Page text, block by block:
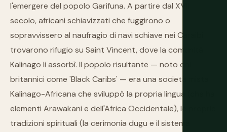
l'emergere del popolo Garifuna. A partire dal XVII
secolo, africani schiavizzati che fuggirono o
sopravvissero al naufragio di navi schiave nei Caraibi
trovarono rifugio su Saint Vincent, dove la comunità
Kalinago li assorbì. Il popolo risultante — noto dai
britannici come 'Black Caribs' — era una società mista
Kalinago-Africana che sviluppò la propria lingua (che ha
elementi Arawakani e dell'Africa Occidentale), le proprie
tradizioni spirituali (la cerimonia dugu e il sistema